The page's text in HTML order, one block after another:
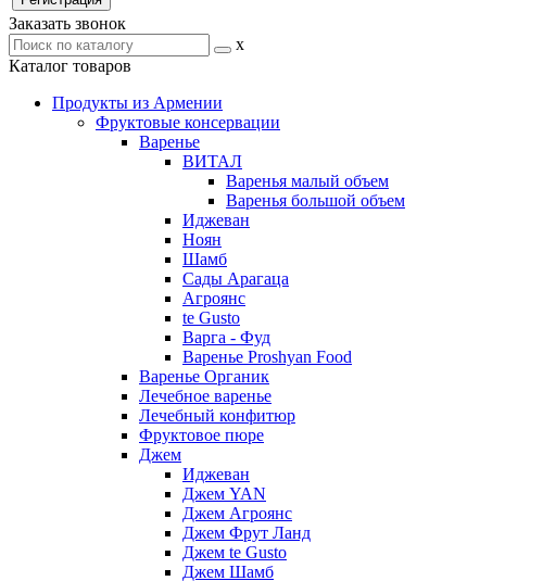
Заказать звонок
x
Каталог товаров
Продукты из Армении
Фруктовые консервации
Варенье
ВИТАЛ
Варенья малый объем
Варенья большой объем
Иджеван
Ноян
Шамб
Сады Арагаца
Агроянс
te Gusto
Варга - Фуд
Варенье Proshyan Food
Варенье Органик
Лечебное варенье
Лечебный конфитюр
Фруктовое пюре
Джем
Иджеван
Джем YAN
Джем Агроянс
Джем Фрут Ланд
Джем te Gusto
Джем Шамб